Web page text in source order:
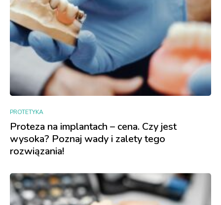
PROTETYKA
Proteza na implantach – cena. Czy jest
wysoka? Poznaj wady i zalety tego
rozwiązania!